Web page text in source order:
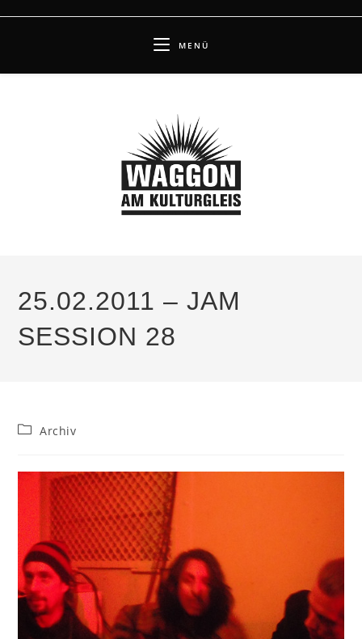
MENÜ
25.02.2011 – JAM
SESSION 28
Beitrags-
Archiv